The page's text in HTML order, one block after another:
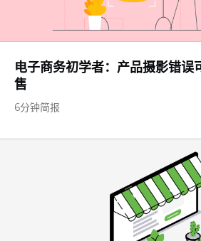
电子商务初学者：产品摄影错误
售
6分钟简报